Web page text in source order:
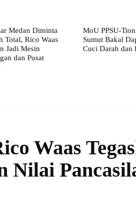
Medan Diminta
Total, Rico Waas
Jadi Mesin
dan Pusat
MoU PPSU-
Sumut Bakal
Cuci Darah dan
Waas
Nilai